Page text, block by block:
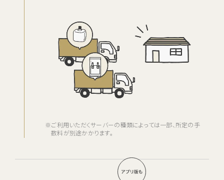
※ご利用いただくサーバーの種類によっては一部、所定の手
数料が別途かかります。